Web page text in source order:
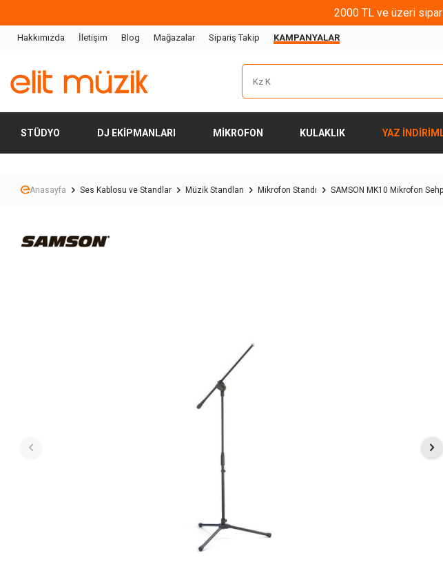
2000 TL ve üzeri
Hakkımızda İletişim Blog Mağazalar Sipariş Takip KAMPANYALAR
STÜDYO DJ EKIPMANLARI MIKROFON KULAKLIK YAZ
Anasayfa Ses Kablosu ve Standlar Müzik Standları Mikrofon Standı SAMSON MK10 Mikrofon